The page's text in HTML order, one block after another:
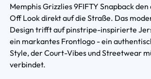
Memphis Grizzlies 9FIFTY Snapback
Off Look direkt auf die Straße. Das
Design trifft auf pinstripe-inspirierte
ein markantes Frontlogo - ein
Style, der Court-Vibes und Streetwear
verbindet.